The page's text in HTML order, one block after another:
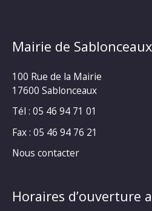
Mairie de Sablonceaux
100 Rue de la Mairie
17600 Sablonceaux
Tél : 05 46 94 71 01
Fax : 05 46 94 76 21
Nous contacter
Horaires d’ouverture